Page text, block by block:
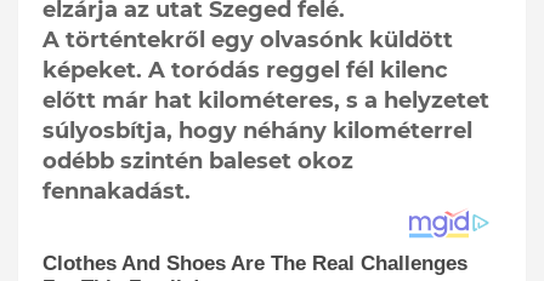
elzárja az utat Szeged felé.
A történtekről egy olvasónk küldött
képeket. A toródás reggel fél kilenc
előtt már hat kilométeres, s a helyzetet
súlyosbítja, hogy néhány kilométerrel
odébb szintén baleset okoz
fennakadást.